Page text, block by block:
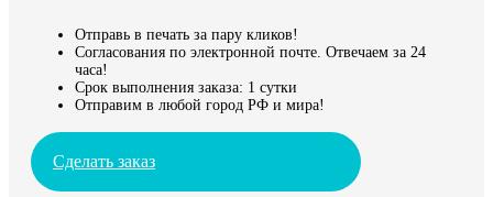
Отправь в печать за пару кликов!
Согласования по электронной почте. Отвечаем за 24
часа!
Срок выполнения заказа: 1 сутки
Отправим в любой город РФ и мира!
Сделать заказ